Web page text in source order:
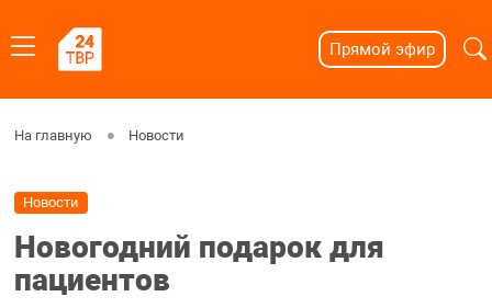
Прямой эфир
На главную Новости
Новости
Новогодний подарок для
пациентов